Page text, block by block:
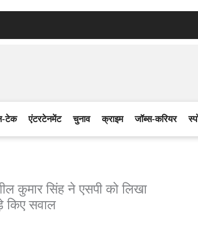
टेक एंटरटेनमेंट चुनाव क्राइम जॉब्स-करियर
कुमार सिंह ने एसपी को लिखा
किए सवाल